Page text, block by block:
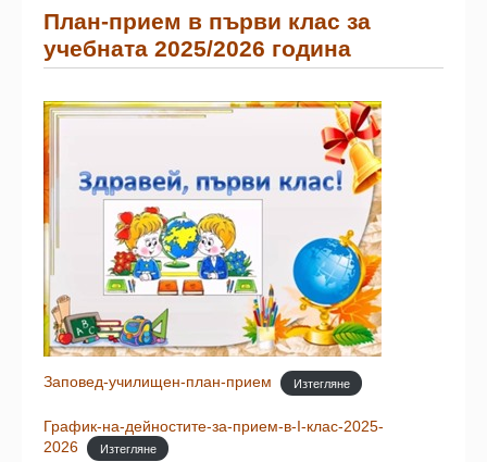
План-прием в първи клас за
учебната 2025/2026 година
Заповед-училищен-план-прием Изтегляне
График-на-дейностите-за-прием-в-I-клас-2025-
2026
Изтегляне